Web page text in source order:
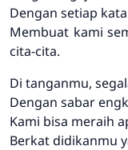
Dengan setiap
Membuat kami
cita-cita.
Di tanganmu,
Dengan sabar
Kami bisa meraih
Berkat didikanmu